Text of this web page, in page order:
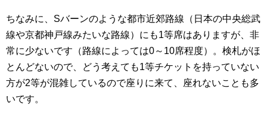
ちなみに、Sバーンのような都市近郊路線（日本の中央総武
線や京都神戸線みたいな路線）にも1等席はありますが、非
常に少ないです（路線によっては0～10席程度）。検札がほ
とんどないので、どう考えても1等チケットを持っていない
方が2等が混雑しているので座りに来て、座れないことも多
いです。